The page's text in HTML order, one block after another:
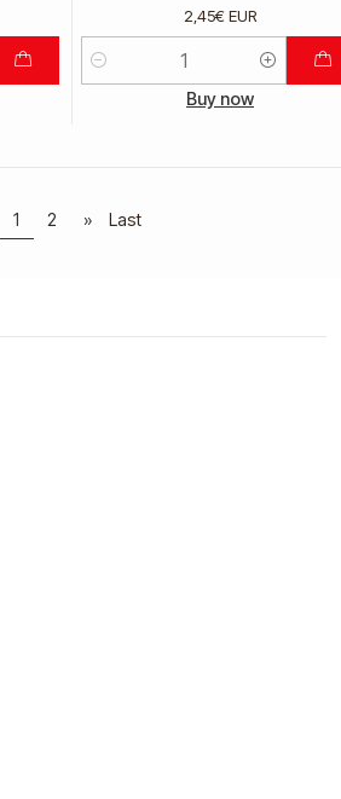
2,45€ EUR
Quantidade
Buy now
1 2 » Last